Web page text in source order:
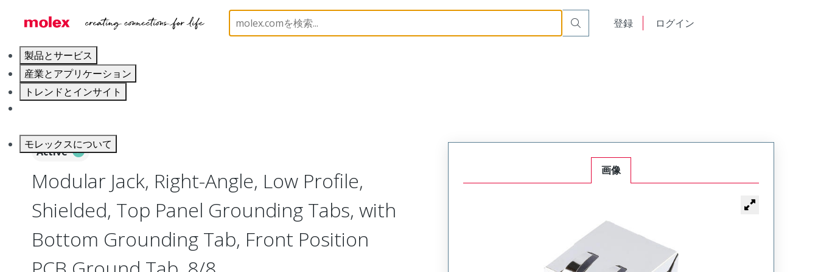
登録 ログイン
製品とサービス
産業とアプリケーション
トレンドとインサイト
モレックスについて
Modular Jacks and Plugs 43202 432028917
Active
Modular Jack, Right-Angle, Low Profile,
Shielded, Top Panel Grounding Tabs, with
Bottom Grounding Tab, Front Position
画像